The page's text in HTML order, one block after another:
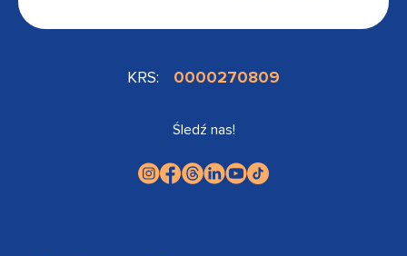
KRS: 0000270809
Śledź nas!